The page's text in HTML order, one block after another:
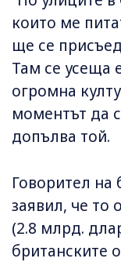
които ме
ще се
Там се усеща
огромна
моментът да
допълва той.
Говорител на
заявил, че то
(2.8 млрд.
британските